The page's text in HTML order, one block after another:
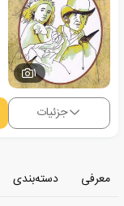
1
جزئیات
معرفی دسته‌بندی